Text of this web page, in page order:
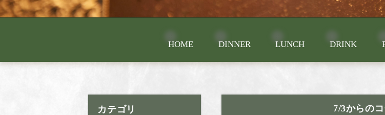
HOME DINNER LUNCH DRINK
カテゴリ 7/3からの